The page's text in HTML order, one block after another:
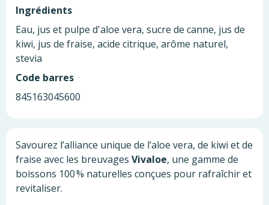
Ingrédients
Eau, jus et pulpe d'aloe vera, sucre de canne, jus de
kiwi, jus de fraise, acide citrique, arôme naturel,
stevia
Code barres
845163045600
Savourez l’alliance unique de l’aloe vera, de kiwi et de
fraise avec les breuvages Vivaloe, une gamme de
boissons 100 % naturelles conçues pour rafraîchir et
revitaliser.